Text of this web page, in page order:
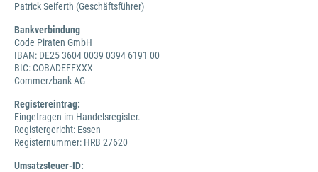
Patrick Seiferth (Geschäftsführer)
Bankverbindung
Code Piraten GmbH
IBAN: DE25 3604 0039 0394 6191 00
BIC: COBADEFFXXX
Commerzbank AG
Registereintrag:
Eingetragen im Handelsregister.
Registergericht: Essen
Registernummer: HRB 27620
Umsatzsteuer-ID: